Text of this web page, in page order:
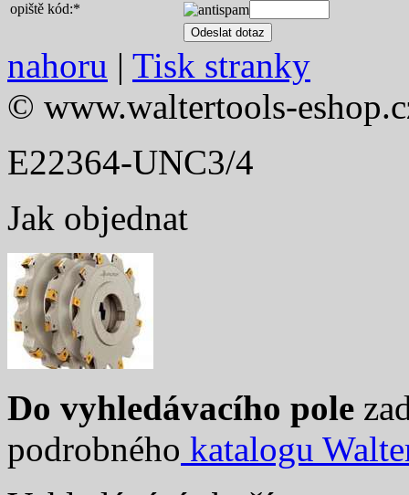
opiště kód:*
nahoru | Tisk stranky
© www.waltertools-
E22364-UNC3/4
Jak objednat
Do vyhledávacího pole
podrobného katalogu